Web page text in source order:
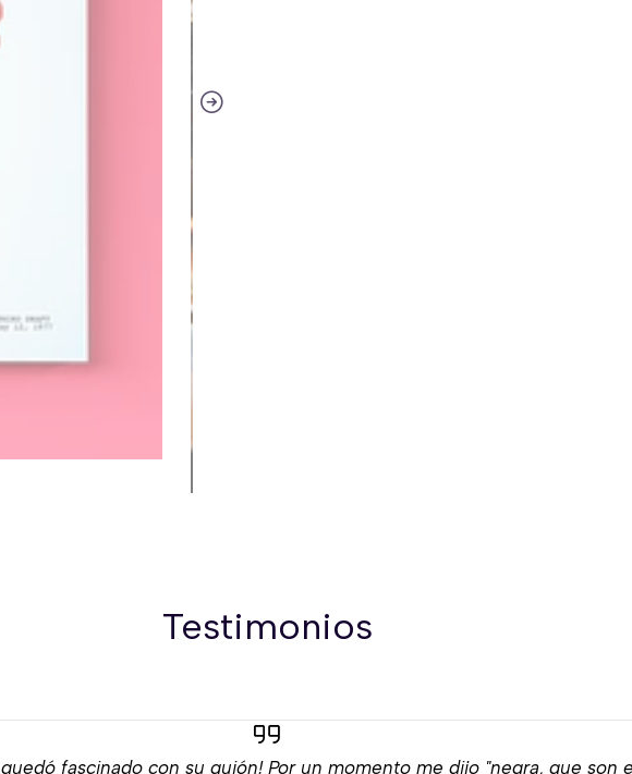
Testimonios
fascinado con su guión! Por un momento me dijo "negra, que son